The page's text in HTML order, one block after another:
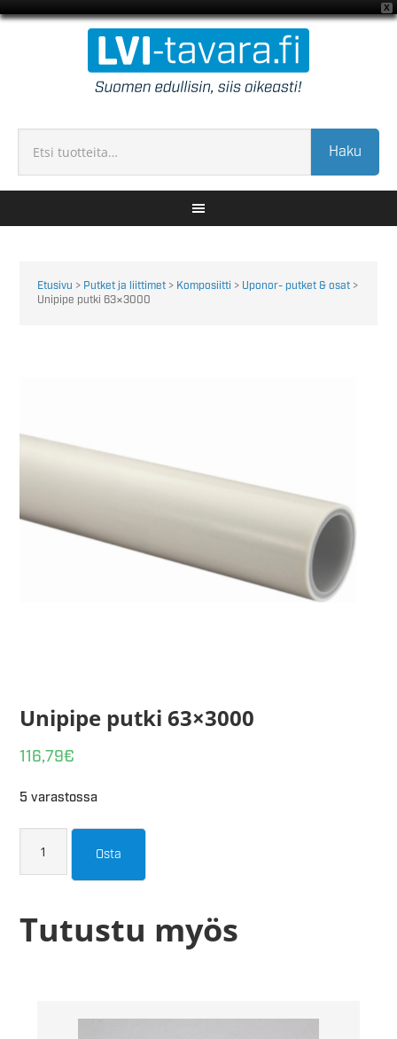
X
Haku
Etusivu > Putket ja liittimet > Komposiitti > Uponor- putket & osat >
Unipipe putki 63×3000
Unipipe putki 63×3000
116,79€
5 varastossa
Osta
Tutustu myös